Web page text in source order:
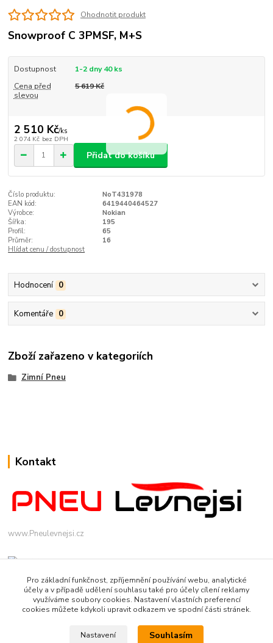
Ohodnotit produkt
Snowproof C 3PMSF, M+S
Dostupnost
1-2 dny 40 ks
Cena před
slevou
5 619 Kč
2 510 Kč/ks
2 074 Kč bez DPH
Přidat do košíku
Číslo produktu:
NoT431978
EAN kód:
6419440464527
Výrobce:
Nokian
Šířka:
195
Profil:
65
Průměr:
16
Hlídat cenu / dostupnost
Hodnocení 0
Komentáře 0
Zboží zařazeno v kategoriích
Zimní Pneu
Kontakt
www.Pneulevnejsi.cz
info(a)pneulevnejsi.cz
Pro základní funkčnost, zpříjemnění používání webu, analytické
účely a v případě udělení souhlasu také pro účely cílení reklamy
využíváme soubory cookies. Nastavení vlastních preferencí
cookies můžete kdykoli upravit odkazem ve spodní části stránek.
Nastavení Souhlasím